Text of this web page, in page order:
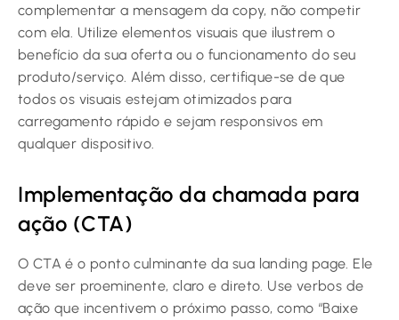
complementar a mensagem da copy, não competir
com ela. Utilize elementos visuais que ilustrem o
benefício da sua oferta ou o funcionamento do seu
produto/serviço. Além disso, certifique-se de que
todos os visuais estejam otimizados para
carregamento rápido e sejam responsivos em
qualquer dispositivo.
Implementação da chamada para
ação (CTA)
O CTA é o ponto culminante da sua landing page. Ele
deve ser proeminente, claro e direto. Use verbos de
ação que incentivem o próximo passo, como “Baixe